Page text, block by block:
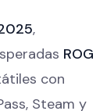
,
ROG
con
Steam y